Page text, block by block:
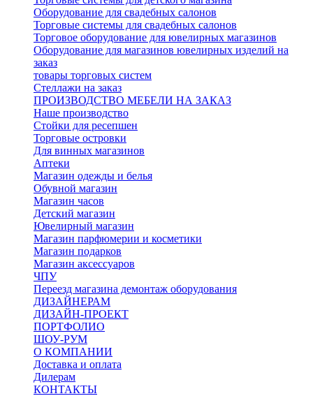
Оборудование для свадебных салонов
Торговые системы для свадебных салонов
Торговое оборудование для ювелирных магазинов
Оборудование для магазинов ювелирных изделий на
заказ
товары торговых систем
Стеллажи на заказ
ПРОИЗВОДСТВО МЕБЕЛИ НА ЗАКАЗ
Наше производство
Стойки для ресепшен
Торговые островки
Для винных магазинов
Аптеки
Магазин одежды и белья
Обувной магазин
Магазин часов
Детский магазин
Ювелирный магазин
Магазин парфюмерии и косметики
Магазин подарков
Магазин аксессуаров
ЧПУ
Переезд магазина демонтаж оборудования
ДИЗАЙНЕРАМ
ДИЗАЙН-ПРОЕКТ
ПОРТФОЛИО
ШОУ-РУМ
О КОМПАНИИ
Доставка и оплата
Дилерам
КОНТАКТЫ